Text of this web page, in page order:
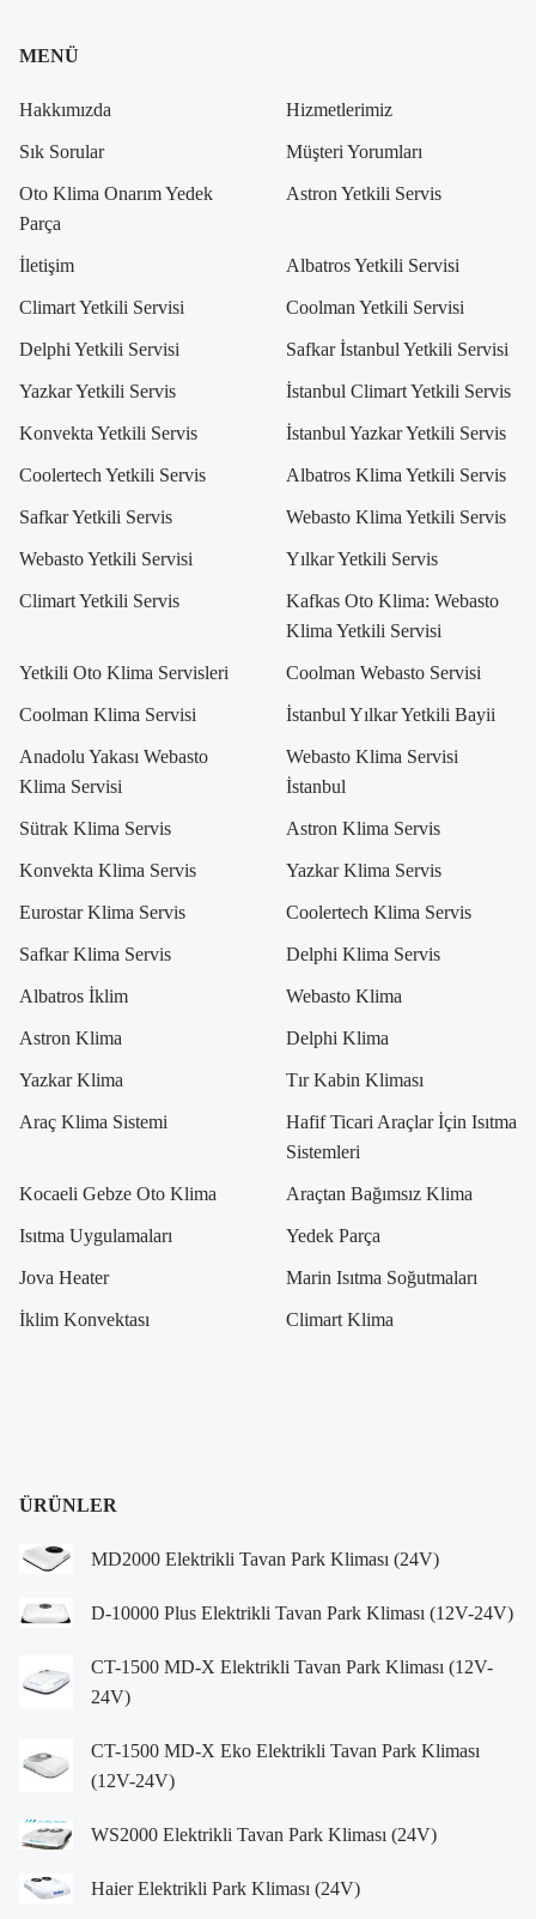
MENÜ
Hakkımızda Hizmetlerimiz
Sık Sorular Müşteri Yorumları
Oto Klima Onarım Yedek
Parça
Astron Yetkili Servis
İletişim Albatros Yetkili Servisi
Climart Yetkili Servisi Coolman Yetkili Servisi
Delphi Yetkili Servisi Safkar İstanbul Yetkili Servisi
Yazkar Yetkili Servis İstanbul Climart Yetkili Servis
Konvekta Yetkili Servis İstanbul Yazkar Yetkili Servis
Coolertech Yetkili Servis Albatros Klima Yetkili Servis
Safkar Yetkili Servis Webasto Klima Yetkili Servis
Webasto Yetkili Servisi Yılkar Yetkili Servis
Climart Yetkili Servis
Kafkas Oto Klima: Webasto
Klima Yetkili Servisi
Yetkili Oto Klima Servisleri Coolman Webasto Servisi
Coolman Klima Servisi İstanbul Yılkar Yetkili Bayii
Anadolu Yakası Webasto
Klima Servisi
Webasto Klima Servisi
İstanbul
Sütrak Klima Servis Astron Klima Servis
Konvekta Klima Servis Yazkar Klima Servis
Eurostar Klima Servis Coolertech Klima Servis
Safkar Klima Servis Delphi Klima Servis
Albatros İklim Webasto Klima
Astron Klima Delphi Klima
Yazkar Klima Tır Kabin Kliması
Araç Klima Sistemi
Hafif Ticari Araçlar İçin Isıtma
Sistemleri
Kocaeli Gebze Oto Klima Araçtan Bağımsız Klima
Isıtma Uygulamaları Yedek Parça
Jova Heater Marin Isıtma Soğutmaları
İklim Konvektası Climart Klima
ÜRÜNLER
MD2000 Elektrikli Tavan Park Kliması (24V)
D-10000 Plus Elektrikli Tavan Park Kliması (12V-24V)
CT-1500 MD-X Elektrikli Tavan Park Kliması (12V-
24V)
CT-1500 MD-X Eko Elektrikli Tavan Park Kliması
(12V-24V)
WS2000 Elektrikli Tavan Park Kliması (24V)
Haier Elektrikli Park Kliması (24V)